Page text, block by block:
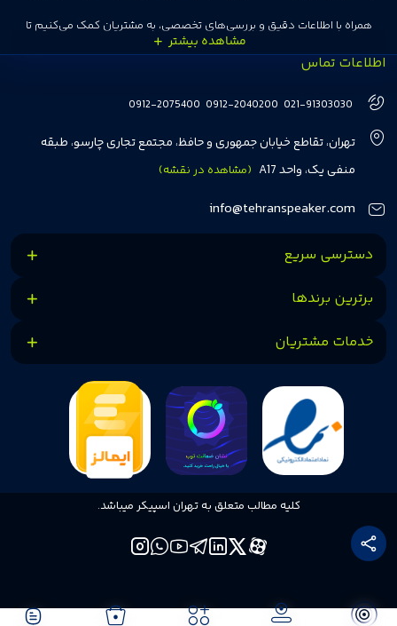
همراه با اطلاعات دقیق و بررسی‌های تخصصی، به مشتریان کمک می‌کنیم تا
انتخاب‌های درست و هوشمندانه‌ای داشته باشند. تهران اسپیکر با تجربه‌ای بیش از
هفت سال در این زمینه، بر ایجاد تجربه خریدی آسان، سریع و مطمئن تمرکز دارد تا
مشتریان بتوانند با خیالی آسوده از انتخاب خود لذت ببرند. ما به رضایت و اعتماد
مشتریان اهمیت می‌دهیم و همواره در تلاشیم تا بهترین‌ها را برای آن‌ها فراهم
کنیم.
اطلاعات تماس
021-91303030
0912-2040200
0912-2075400
تهران، تقاطع خیابان جمهوری و حافظ، مجتمع تجاری چارسو، طبقه
منفی یک، واحد A17
(مشاهده در نقشه)
info@tehranspeaker.com
دسترسی سریع
برترین برندها
خدمات مشتریان
کلیه مطالب متعلق به تهران اسپیکر میباشد.